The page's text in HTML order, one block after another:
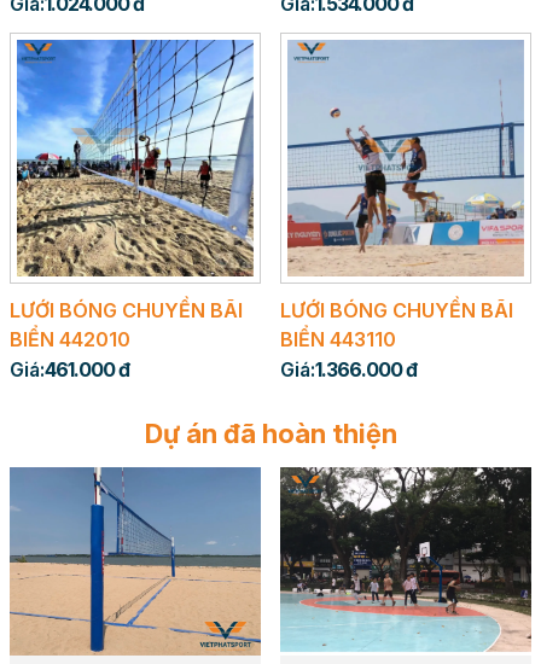
LƯỚI BÓNG CHUYỀN BÃI
BIỂN 442010
Giá:461.000 đ
LƯỚI BÓNG CHUYỀN BÃI
BIỂN 443110
Giá:1.366.000 đ
Dự án đã hoàn thiện